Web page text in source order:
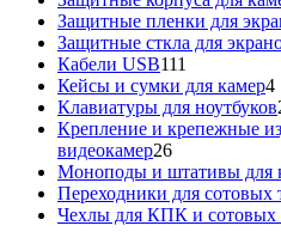
Защитные пленки для
Защитные сткла для
Кабели USB111
товаров
Кейсы и сумки для камер44
Клавиатуры для ноутбуков
Крепление и крепежные
видеокамер2626
товаров
Моноподы и штативы для
Переходники для сотовых
Чехлы для КПК и сотовых